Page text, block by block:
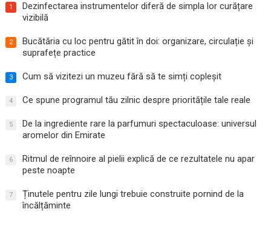
1
Dezinfectarea instrumentelor diferă de simpla lor curățare
vizibilă
2
Bucătăria cu loc pentru gătit în doi: organizare, circulație și
suprafețe practice
3 Cum să vizitezi un muzeu fără să te simți copleșit
4 Ce spune programul tău zilnic despre prioritățile tale reale
5
De la ingrediente rare la parfumuri spectaculoase: universul
aromelor din Emirate
6
Ritmul de reînnoire al pielii explică de ce rezultatele nu apar
peste noapte
7
Ținutele pentru zile lungi trebuie construite pornind de la
încălțăminte